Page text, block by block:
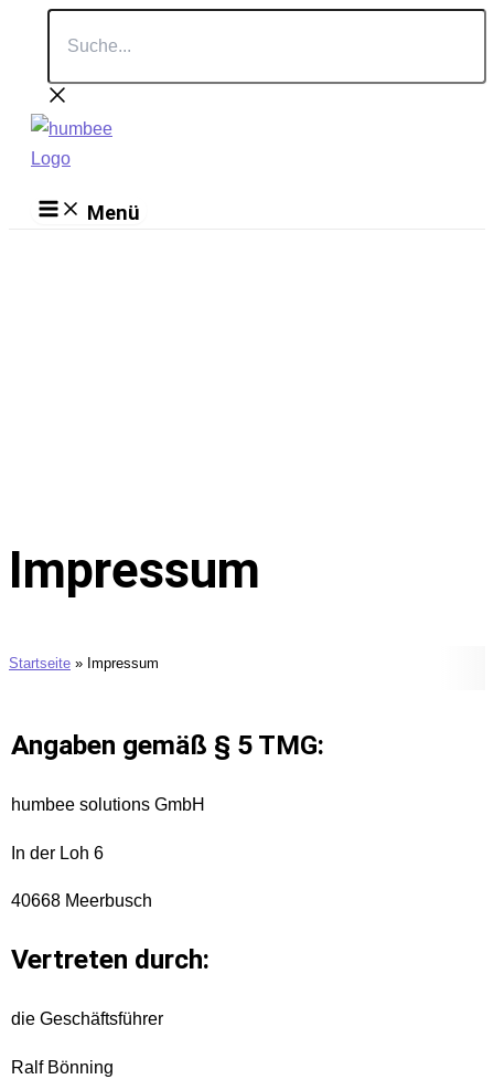
springen
Suche...
Menü
Impressum
Startseite » Impressum
Angaben gemäß § 5 TMG:
humbee solutions GmbH
In der Loh 6
40668 Meerbusch
Vertreten durch:
die Geschäftsführer
Ralf Bönning